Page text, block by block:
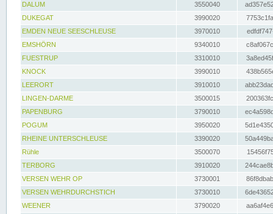
DALUM
3550040
DUKEGAT
3990020
EMDEN NEUE SEESCHLEUSE
3970010
EMSHÖRN
9340010
FUESTRUP
3310010
KNOCK
3990010
LEERORT
3910010
LINGEN-DARME
3500015
PAPENBURG
3790010
POGUM
3950020
RHEINE UNTERSCHLEUSE
3390020
Rühle
3500070
TERBORG
3910020
VERSEN WEHR OP
3730001
VERSEN WEHRDURCHSTICH
3730010
WEENER
3790020